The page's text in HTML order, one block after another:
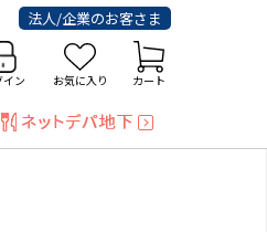
法人/企業のお客さま
イン お気に入り カート